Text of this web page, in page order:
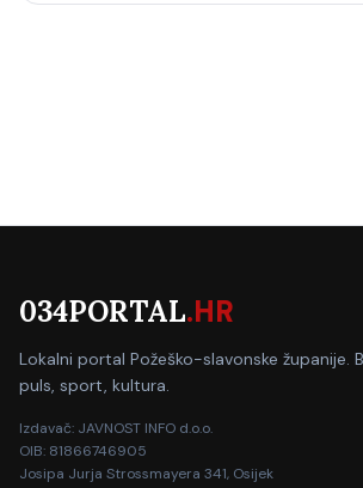
034PORTAL.HR
Lokalni portal Požeško-slavonske županije.
puls, sport, kultura.
Izdavač: JAVNOST INFO d.o.o.
OIB: 81866746905
Josipa Jurja Strossmayera 341, Osijek